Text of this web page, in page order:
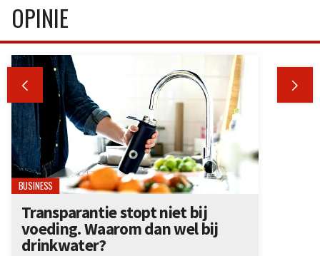
OPINIE
 
BUSINESS
Transparantie stopt niet bij
voeding. Waarom dan wel bij
drinkwater?